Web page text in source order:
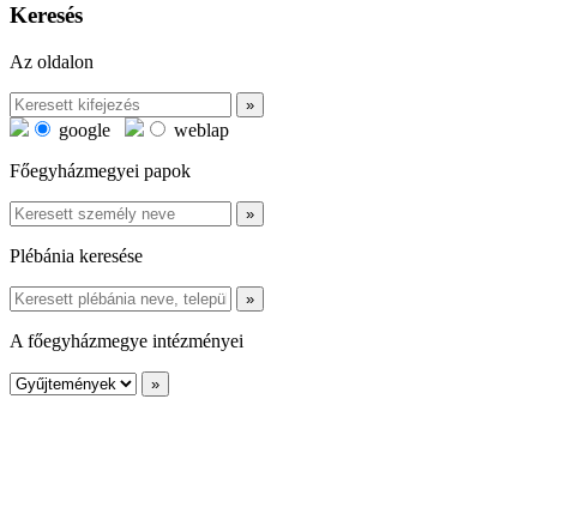
Keresés
Az oldalon
google
weblap
Főegyházmegyei papok
Plébánia keresése
A főegyházmegye intézményei